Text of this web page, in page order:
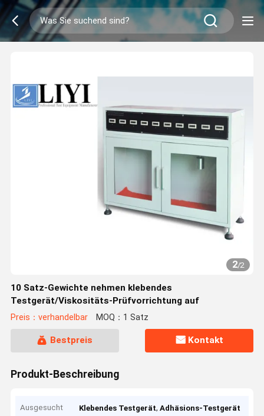
2/2
10 Satz-Gewichte nehmen klebendes
Testgerät/Viskositäts-Prüfvorrichtung auf
Preis：verhandelbar MOQ：1 Satz
Bestpreis Kontakt
Produkt-Beschreibung
Ausgesucht Klebendes Testgerät,Adhäsions-Testgerät